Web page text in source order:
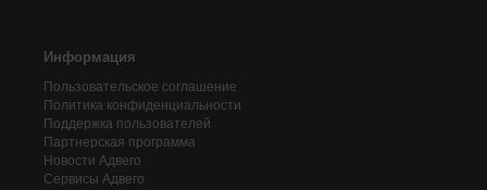
Информация
Пользовательское соглашение
Политика конфиденциальности
Поддержка пользователей
Партнерская программа
Новости Адвего
Сервисы Адвего